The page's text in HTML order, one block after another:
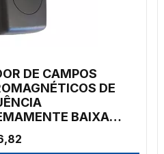
DE CAMPOS
DE
BAIXA
30 A 300 Hz -
EM-191